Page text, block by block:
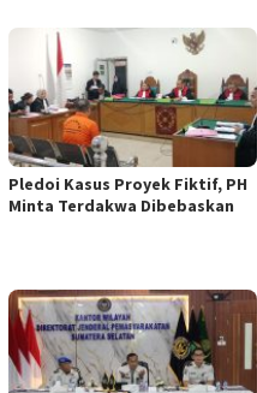
Pledoi Kasus Proyek Fiktif, PH
Minta Terdakwa Dibebaskan